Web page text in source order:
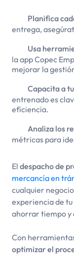
Planifica
entrega,
Usa
la app Copec
mejorar la
Capacita a
entrenado es
eficiencia.
Analiza los
métricas para
El despacho de
mercancía en
cualquier
experiencia de
ahorrar tiempo y
Con
optimizar el